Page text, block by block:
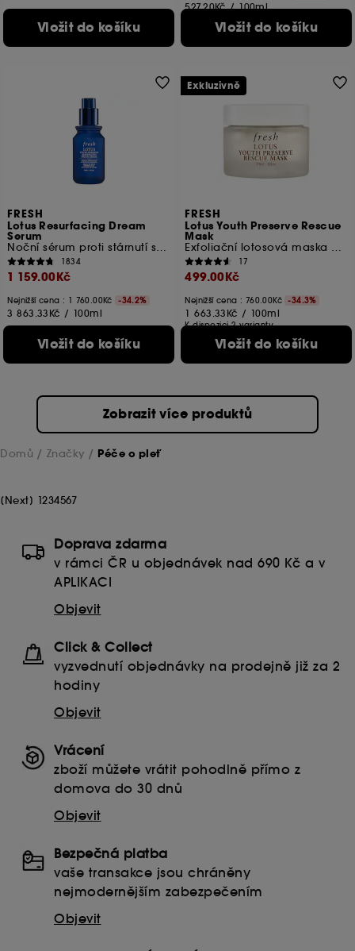
Vložit do košíku
527.20Kč /100ml
Vložit do košíku
FRESH
Lotus Resurfacing Dream
Serum
Noční sérum proti stárnutí s lotosem a AHA
1834
1 159.00Kč
Nejnižší cena : 1 760.00Kč -34.2%
3 863.33Kč / 100ml
Vložit do košíku
FRESH
Lotus Youth Preserve Rescue
Mask
Exfoliační lotosová maska proti stárnutí
17
499.00Kč
Nejnižší cena : 760.00Kč -34.3%
1 663.33Kč / 100ml
K dispozici 2 varianty
Vložit do košíku
Exkluzivně
Zobrazit více produktů
Domů Značky Péče o pleť
[Next] 1234567
Doprava zdarma
v rámci ČR u objednávek nad 690 Kč a v
APLIKACI
Objevit
Click & Collect
vyzvednutí objednávky na prodejně již za 2
hodiny
Objevit
Vrácení
zboží můžete vrátit pohodlně přímo z
domova do 30 dnů
Objevit
Bezpečná platba
vaše transakce jsou chráněny
nejmodernějším zabezpečením
Objevit